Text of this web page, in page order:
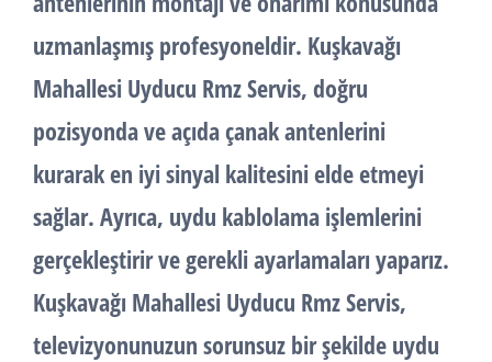
uzmanlaşmış profesyoneldir. Kuşkavağı
Mahallesi Uyducu Rmz Servis, doğru
pozisyonda ve açıda çanak antenlerini
kurarak en iyi sinyal kalitesini elde etmeyi
sağlar. Ayrıca, uydu kablolama işlemlerini
gerçekleştirir ve gerekli ayarlamaları yaparız.
Kuşkavağı Mahallesi Uyducu Rmz Servis,
televizyonunuzun sorunsuz bir şekilde uydu